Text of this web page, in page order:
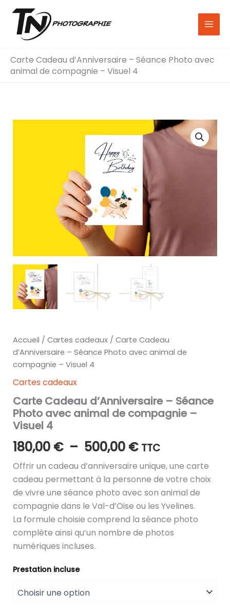
Aller
contenu
Carte Cadeau d’Anniversaire – Séance Photo avec
animal de compagnie – Visuel 4
Accueil / Cartes cadeaux/ Carte Cadeau
d’Anniversaire – Séance Photo avec animal de
compagnie – Visuel 4
Cartes cadeaux
Carte Cadeau d’Anniversaire – Séance
Photo avec animal de compagnie –
Visuel 4
180,00 € – 500,00 €Plage
de
prix :
180,00 €
à
TTC
Offrir un cadeau d’anniversaire unique, une carte
cadeau permettant à la personne de votre choix
de vivre une séance photo avec son animal de
compagnie dans le Val-d’Oise ou les Yvelines.
La formule choisie comprend la séance photo
complète ainsi qu’un nombre de photos
numériques incluses.
Prestation incluse